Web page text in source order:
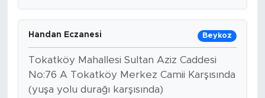
Handan Eczanesi Beykoz
Tokatköy Mahallesi Sultan Aziz Caddesi
No:76 A Tokatköy Merkez Camii Karşısında
(yuşa yolu durağı karşısında)